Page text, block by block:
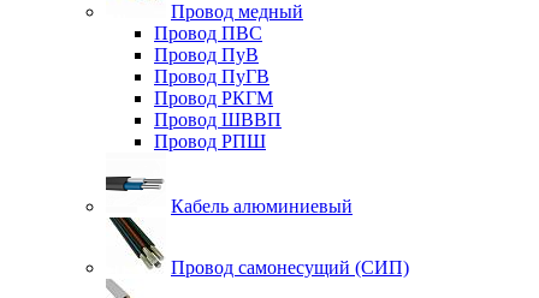
Провод медный
Провод ПВС
Провод ПуВ
Провод ПуГВ
Провод РКГМ
Провод ШВВП
Провод РПШ
Кабель алюминиевый
Провод самонесущий (СИП)